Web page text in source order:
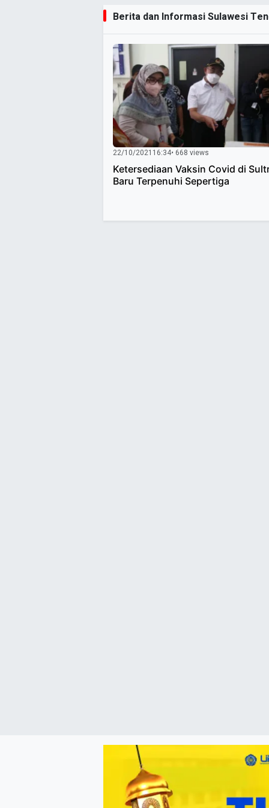
Berita dan Informasi Sulawesi
22/10/2021 16:34• 668 views
Ketersediaan Vaksin Covid di
Baru Terpenuhi Sepertiga